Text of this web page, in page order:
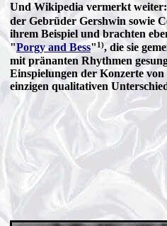
Und Wikipedia vermerkt
der Gebrüder Gershwin sowie
ihrem Beispiel und brachten
"Porgy and Bess" 1), die sie
mit pränanten Rhythmen
Einspielungen der Konzerte
einzigen qualitativen